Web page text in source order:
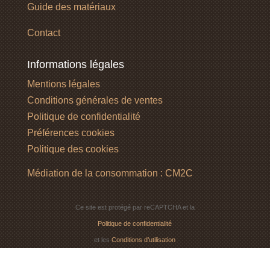
Guide des matériaux
Contact
Informations légales
Mentions légales
Conditions générales de ventes
Politique de confidentialité
Préférences cookies
Politique des cookies
Médiation de la consommation : CM2C
Ce site est protégé par reCAPTCHA et la
Politique de confidentialité
et lesConditions d’utilisation